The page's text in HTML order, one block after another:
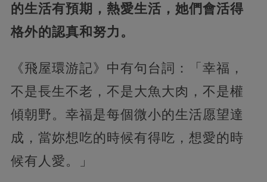
的生活有預期，熱愛生活，她們會活得
格外的認真和努力。
《飛屋環游記》中有句台詞：「幸福，
不是長生不老，不是大魚大肉，不是權
傾朝野。幸福是每個微小的生活愿望達
成，當妳想吃的時候有得吃，想愛的時
候有人愛。」